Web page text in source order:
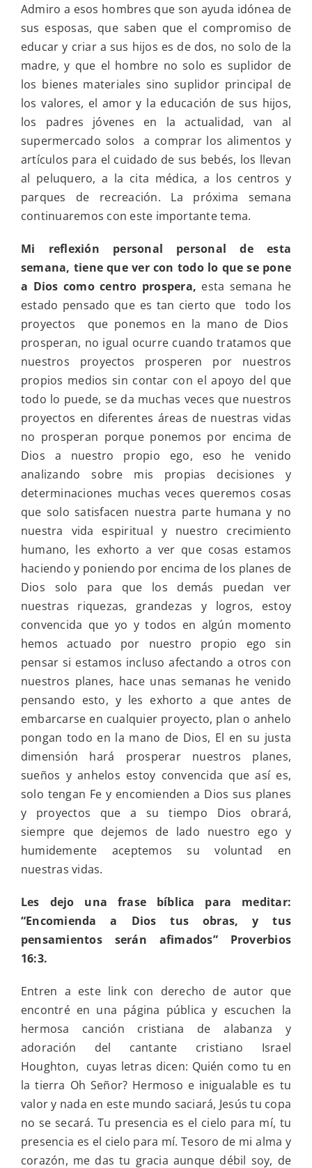
Admiro a esos hombres que son ayuda idónea de
sus esposas, que saben que el compromiso de
educar y criar a sus hijos es de dos, no solo de la
madre, y que el hombre no solo es suplidor de
los bienes materiales sino suplidor principal de
los valores, el amor y la educación de sus hijos,
los padres jóvenes en la actualidad, van al
supermercado solos a comprar los alimentos y
artículos para el cuidado de sus bebés, los llevan
al peluquero, a la cita médica, a los centros y
parques de recreación. La próxima semana
continuaremos con este importante tema.
Mi reflexión personal personal de esta
semana, tiene que ver con todo lo que se pone
a Dios como centro prospera, esta semana he
estado pensado que es tan cierto que todo los
proyectos que ponemos en la mano de Dios
prosperan, no igual ocurre cuando tratamos que
nuestros proyectos prosperen por nuestros
propios medios sin contar con el apoyo del que
todo lo puede, se da muchas veces que nuestros
proyectos en diferentes áreas de nuestras vidas
no prosperan porque ponemos por encima de
Dios a nuestro propio ego, eso he venido
analizando sobre mis propias decisiones y
determinaciones muchas veces queremos cosas
que solo satisfacen nuestra parte humana y no
nuestra vida espiritual y nuestro crecimiento
humano, les exhorto a ver que cosas estamos
haciendo y poniendo por encima de los planes de
Dios solo para que los demás puedan ver
nuestras riquezas, grandezas y logros, estoy
convencida que yo y todos en algún momento
hemos actuado por nuestro propio ego sin
pensar si estamos incluso afectando a otros con
nuestros planes, hace unas semanas he venido
pensando esto, y les exhorto a que antes de
embarcarse en cualquier proyecto, plan o anhelo
pongan todo en la mano de Dios, El en su justa
dimensión hará prosperar nuestros planes,
sueños y anhelos estoy convencida que así es,
solo tengan Fe y encomienden a Dios sus planes
y proyectos que a su tiempo Dios obrará,
siempre que dejemos de lado nuestro ego y
humidemente aceptemos su voluntad en
nuestras vidas.
Les dejo una frase bíblica para meditar:
“Encomienda a Dios tus obras, y tus
pensamientos serán afimados” Proverbios
16:3.
Entren a este link con derecho de autor que
encontré en una página pública y escuchen la
hermosa canción cristiana de alabanza y
adoración del cantante cristiano Israel
Houghton, cuyas letras dicen: Quién como tu en
la tierra Oh Señor? Hermoso e inigualable es tu
valor y nada en este mundo saciará, Jesús tu copa
no se secará. Tu presencia es el cielo para mí, tu
presencia es el cielo para mí. Tesoro de mi alma y
corazón, me das tu gracia aunque débil soy, de